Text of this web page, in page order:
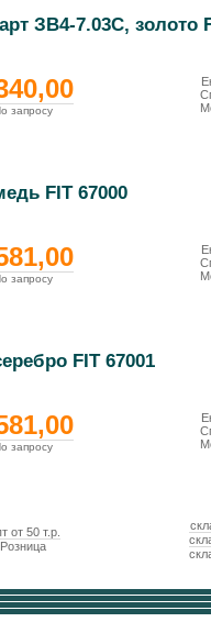
ЗВ4-7.03С, золото
запросу
FIT 67000
запросу
FIT 67001
запросу
от 50 т.р.
Розница